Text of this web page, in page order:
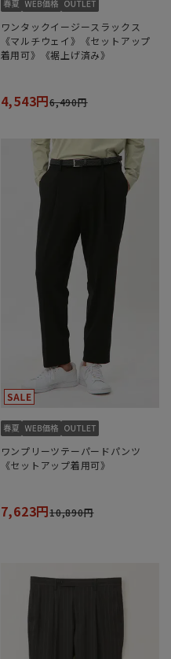
ワンタックイージースラックス
《マルチウェイ》《セットアップ
着用可》《裾上げ済み》
4,543円6,490円
ワンプリーツテーパードパンツ
《セットアップ着用可》
7,623円10,890円